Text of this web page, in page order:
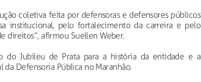
coletiva feita por defensoras e defensores públicos
institucional, pelo fortalecimento da carreira e pelo
direitos”, afirmou Suellen Weber.
do Jubileu de Prata para a história da entidade e a
Defensoria Pública no Maranhão.